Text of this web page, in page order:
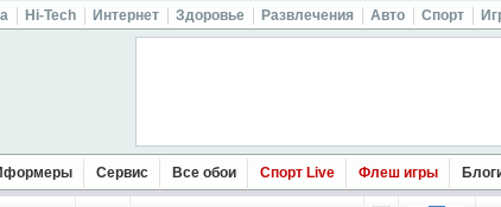
Hi-Tech Интернет Здоровье Развлечения Авто Спорт
Сервис Все обои Спорт Live Флеш игры